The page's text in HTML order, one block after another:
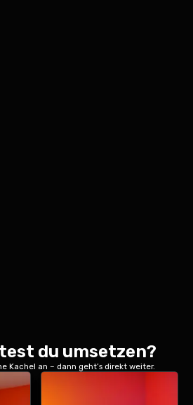
du umsetzen?
Kachel an – dann geht’s direkt weiter.